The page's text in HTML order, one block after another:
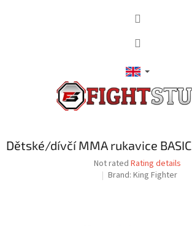
Dětské/dívčí MMA rukavice BASIC
The
average
Not rated Rating details
Brand: King Fighter